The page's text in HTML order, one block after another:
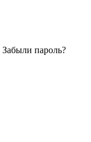
Забыли пароль?